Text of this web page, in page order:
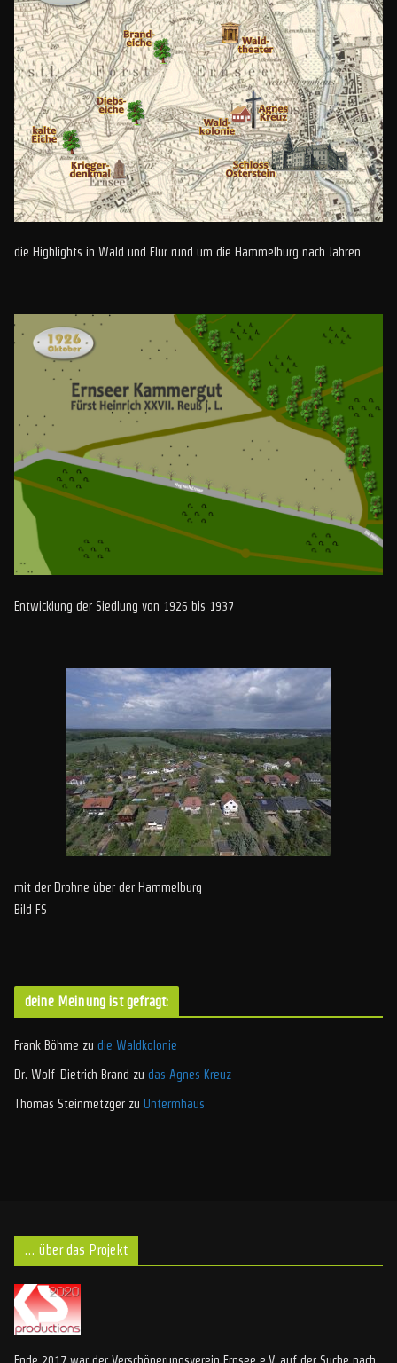
die Highlights in Wald und Flur rund um die Hammelburg nach Jahren
Entwicklung der Siedlung von 1926 bis 1937
mit der Drohne über der Hammelburg
Bild FS
deine Meinung ist gefragt:
Frank Böhme zu die Waldkolonie
Dr. Wolf-Dietrich Brand zu das Agnes Kreuz
Thomas Steinmetzger zu Untermhaus
… über das Projekt